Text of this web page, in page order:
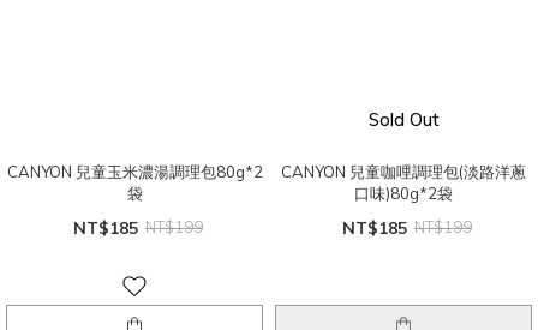
CANYON 兒童玉米濃湯調理包80g*2
袋
NT$185 NT$199
Sold Out
CANYON 兒童咖哩調理包(淡路洋蔥
口味)80g*2袋
NT$185 NT$199